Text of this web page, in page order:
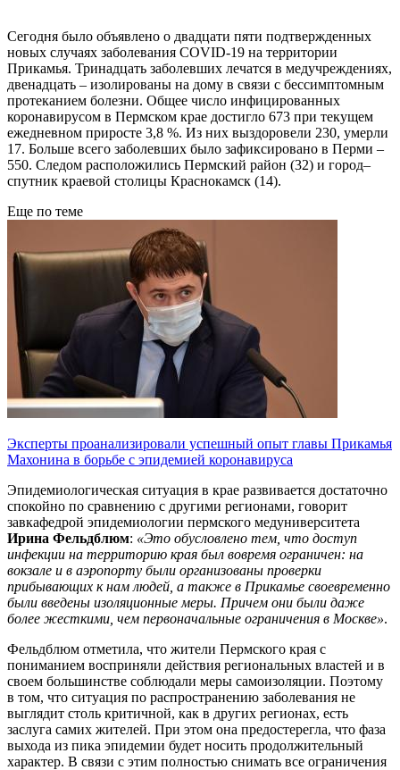
Сегодня было объявлено о двадцати пяти подтвержденных
новых случаях заболевания COVID-19 на территории
Прикамья. Тринадцать заболевших лечатся в медучреждениях,
двенадцать – изолированы на дому в связи с бессимптомным
протеканием болезни. Общее число инфицированных
коронавирусом в Пермском крае достигло 673 при текущем
ежедневном приросте 3,8 %. Из них выздоровели 230, умерли
17. Больше всего заболевших было зафиксировано в Перми –
550. Следом расположились Пермский район (32) и город–
спутник краевой столицы Краснокамск (14).
Еще по теме
Эксперты проанализировали успешный опыт главы Прикамья
Махонина в борьбе с эпидемией коронавируса
Эпидемиологическая ситуация в крае развивается достаточно
спокойно по сравнению с другими регионами, говорит
завкафедрой эпидемиологии пермского медуниверситета
Ирина Фельдблюм: «Это обусловлено тем, что доступ
инфекции на территорию края был вовремя ограничен: на
вокзале и в аэропорту были организованы проверки
прибывающих к нам людей, а также в Прикамье своевременно
были введены изоляционные меры. Причем они были даже
более жесткими, чем первоначальные ограничения в Москве».
Фельдблюм отметила, что жители Пермского края с
пониманием восприняли действия региональных властей и в
своем большинстве соблюдали меры самоизоляции. Поэтому
в том, что ситуация по распространению заболевания не
выглядит столь критичной, как в других регионах, есть
заслуга самих жителей. При этом она предостерегла, что фаза
выхода из пика эпидемии будет носить продолжительный
характер. В связи с этим полностью снимать все ограничения